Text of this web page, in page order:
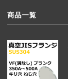
商品一覧